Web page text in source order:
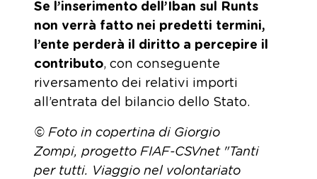
Se l’inserimento dell’Iban sul Runts
non verrà fatto nei predetti termini,
l’ente perderà il diritto a percepire il
contributo, con conseguente
riversamento dei relativi importi
all’entrata del bilancio dello Stato.
© Foto in copertina di Giorgio
Zompi, progetto FIAF-CSVnet "Tanti
per tutti. Viaggio nel volontariato